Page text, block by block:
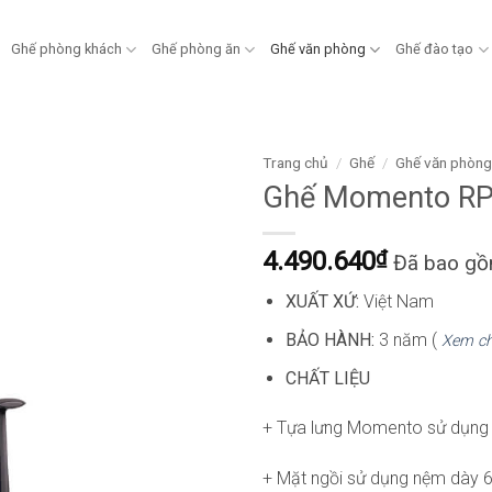
Ghế phòng khách Ghế phòng ăn Ghế văn phòng Ghế đào tạo
Trang chủ / Ghế / Ghế văn phòng
Ghế Momento
4.490.640₫ Đã bao
XUẤT XỨ: Việt Nam
BẢO HÀNH: 3 năm ( Xem
CHẤT LIỆU
+ Tựa lưng Momento sử
+ Mặt ngồi sử dụng nệm dày